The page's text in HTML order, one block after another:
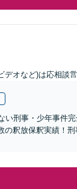
デオなど)は応相談
い刑事・少年事件
釈放保釈実績！